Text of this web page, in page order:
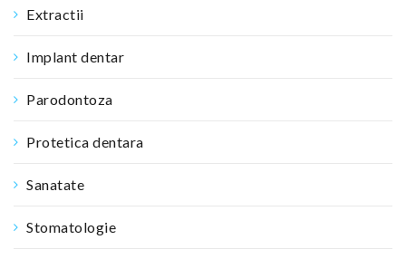
Extractii
Implant dentar
Parodontoza
Protetica dentara
Sanatate
Stomatologie